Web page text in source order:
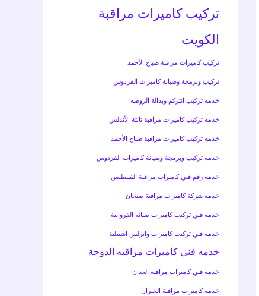
تركيب كاميرات مراقبة
الكويت
تركيب كاميرات مراقبة صباح الأحمد
تركيب وبرمجة وصيانة كاميرات الفردوس
خدمه تركيب انتركم وبدالة الروضه
خدمه تركيب كاميرات مراقبة ثابتة الأندلس
خدمه تركيب كاميرات مراقبة صباح الأحمد
خدمه تركيب وبرمجة وصيانة كاميرات الفردوس
خدمه رقم فني كاميرات مراقبة الفنيطيس
خدمه شركة كاميرات مراقبة صبحان
خدمه فني تركيب كاميرات صيانه الفروانية
خدمه فني تركيب كاميرات وايرلس اشبيلية
خدمه فني كاميرات مراقبه الدوحة
خدمه فني كاميرات مراقبه العدان
خدمه كاميرات مراقبة الخيران